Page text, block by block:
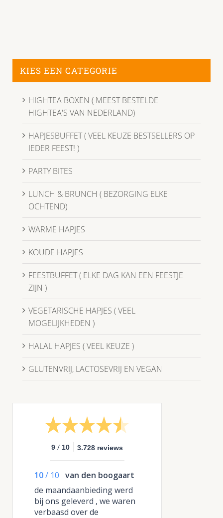
KIES EEN CATEGORIE
HIGHTEA BOXEN ( MEEST BESTELDE
HIGHTEA'S VAN NEDERLAND)
HAPJESBUFFET ( VEEL KEUZE BESTSELLERS OP
IEDER FEEST! )
PARTY BITES
LUNCH & BRUNCH ( BEZORGING ELKE
OCHTEND)
WARME HAPJES
KOUDE HAPJES
FEESTBUFFET ( ELKE DAG KAN EEN FEESTJE
ZIJN )
VEGETARISCHE HAPJES ( VEEL
MOGELIJKHEDEN )
HALAL HAPJES ( VEEL KEUZE )
GLUTENVRIJ, LACTOSEVRIJ EN VEGAN
9 / 10 3.728 reviews
10/ 10 van den boogaart
de maandaanbieding werd
bij ons geleverd , we waren
verbaasd over de